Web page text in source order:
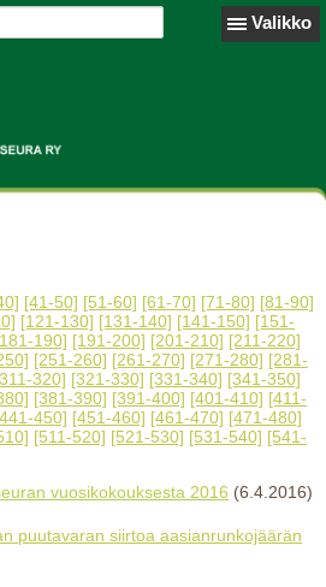
Valikko
[41-50] [51-60] [61-70] [71-80] [81-90]
[121-130] [131-140] [141-150] [151-
190] [191-200] [201-210] [211-220]
[251-260] [261-270] [271-280] [281-
320] [321-330] [331-340] [341-350]
[381-390] [391-400] [401-410] [411-
450] [451-460] [461-470] [471-480]
[511-520] [521-530] [531-540] [541-
vuosikokouksesta 2016 (6.4.2016)
puutavaran siirtoa aasianrunkojäärän